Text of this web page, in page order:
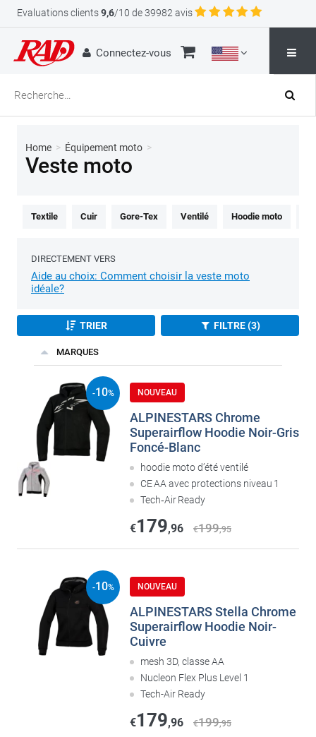
Evaluations clients9,6/10 de 39982 avis
Connectez-vous
Home > Équipement moto >
Veste moto
Textile Cuir Gore-Tex Ventilé Hoodie moto
DIRECTEMENT VERS
Aide au choix: Comment choisir la veste moto
idéale?
TRIER FILTRE (3)
MARQUES
NOUVEAU
ALPINESTARS Chrome
Superairflow Hoodie Noir-Gris
Foncé-Blanc
hoodie moto d’été ventilé
CE AA avec protections niveau 1
Tech‑Air Ready
€179,96 €199,95
-10%
NOUVEAU
ALPINESTARS Stella Chrome
Superairflow Hoodie Noir-
Cuivre
mesh 3D, classe AA
Nucleon Flex Plus Level 1
Tech-Air Ready
€179,96 €199,95
-10%